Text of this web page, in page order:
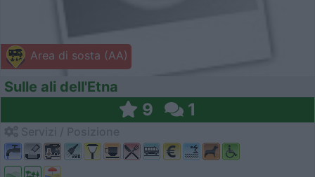
Area di sosta (AA)
Sulle ali dell'Etna
9 1